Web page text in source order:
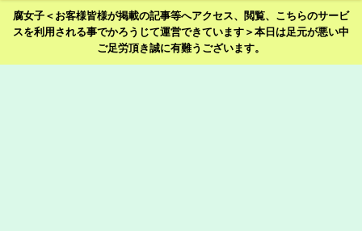
腐女子＜お客様皆様が掲載の記事等へアクセス、閲覧、こちらのサービ
スを利用される事でかろうじて運営できています＞本日は足元が悪い中
ご足労頂き誠に有難うございます。